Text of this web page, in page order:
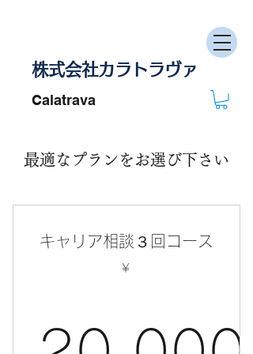
株式会社カラトラヴァ
Calatrava
最適なプランをお選び下さい
キャリア相談３回コース
￥